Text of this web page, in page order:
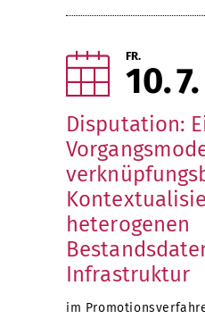
FR.
10 7
Disputation:
heterogenen
Infrastruktur
im